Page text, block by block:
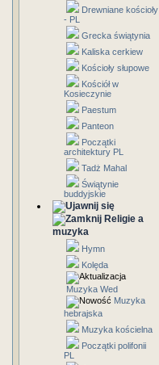
Drewniane kościoły
- PL
Grecka świątynia
Kaliska cerkiew
Kościoły słupowe
Kościół w
Kosieczynie
Paestum
Panteon
Początki
architektury PL
Tadż Mahal
Świątynie
buddyjskie
Religie a
muzyka
Hymn
Kolęda
Muzyka Wed
Muzyka
hebrajska
Muzyka kościelna
Początki polifonii
PL